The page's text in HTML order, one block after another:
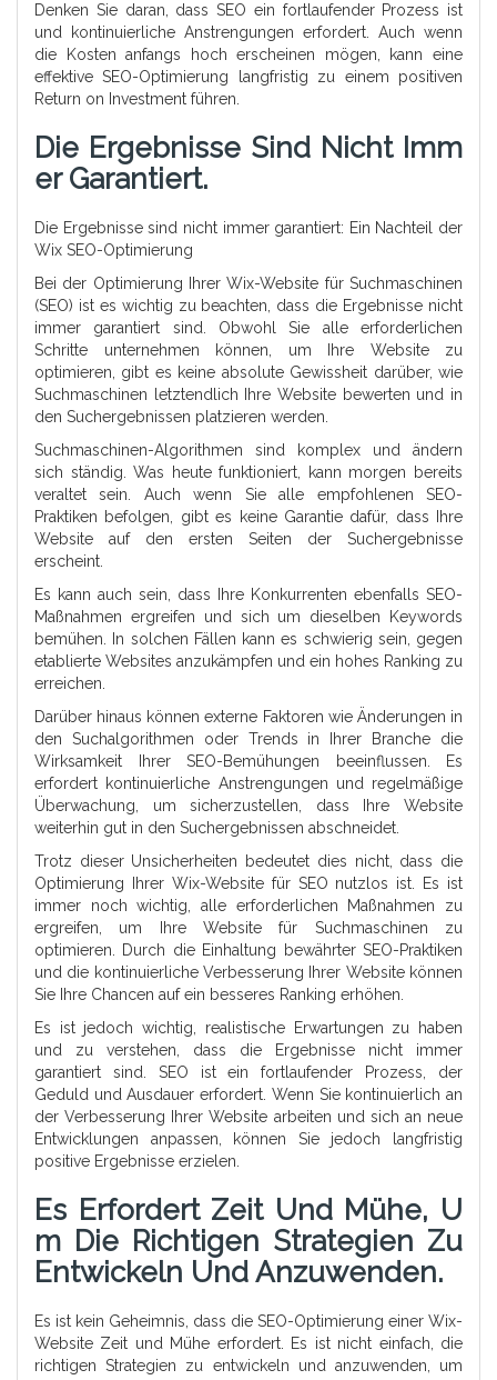
Denken Sie daran, dass SEO ein fortlaufender Prozess ist
und kontinuierliche Anstrengungen erfordert. Auch wenn
die Kosten anfangs hoch erscheinen mögen, kann eine
effektive SEO-Optimierung langfristig zu einem positiven
Return on Investment führen.
Die Ergebnisse Sind Nicht Imm
Er Garantiert.
Die Ergebnisse sind nicht immer garantiert: Ein Nachteil der
Wix SEO-Optimierung
Bei der Optimierung Ihrer Wix-Website für Suchmaschinen
(SEO) ist es wichtig zu beachten, dass die Ergebnisse nicht
immer garantiert sind. Obwohl Sie alle erforderlichen
Schritte unternehmen können, um Ihre Website zu
optimieren, gibt es keine absolute Gewissheit darüber, wie
Suchmaschinen letztendlich Ihre Website bewerten und in
den Suchergebnissen platzieren werden.
Suchmaschinen-Algorithmen sind komplex und ändern
sich ständig. Was heute funktioniert, kann morgen bereits
veraltet sein. Auch wenn Sie alle empfohlenen SEO-
Praktiken befolgen, gibt es keine Garantie dafür, dass Ihre
Website auf den ersten Seiten der Suchergebnisse
erscheint.
Es kann auch sein, dass Ihre Konkurrenten ebenfalls SEO-
Maßnahmen ergreifen und sich um dieselben Keywords
bemühen. In solchen Fällen kann es schwierig sein, gegen
etablierte Websites anzukämpfen und ein hohes Ranking zu
erreichen.
Darüber hinaus können externe Faktoren wie Änderungen in
den Suchalgorithmen oder Trends in Ihrer Branche die
Wirksamkeit Ihrer SEO-Bemühungen beeinflussen. Es
erfordert kontinuierliche Anstrengungen und regelmäßige
Überwachung, um sicherzustellen, dass Ihre Website
weiterhin gut in den Suchergebnissen abschneidet.
Trotz dieser Unsicherheiten bedeutet dies nicht, dass die
Optimierung Ihrer Wix-Website für SEO nutzlos ist. Es ist
immer noch wichtig, alle erforderlichen Maßnahmen zu
ergreifen, um Ihre Website für Suchmaschinen zu
optimieren. Durch die Einhaltung bewährter SEO-Praktiken
und die kontinuierliche Verbesserung Ihrer Website können
Sie Ihre Chancen auf ein besseres Ranking erhöhen.
Es ist jedoch wichtig, realistische Erwartungen zu haben
und zu verstehen, dass die Ergebnisse nicht immer
garantiert sind. SEO ist ein fortlaufender Prozess, der
Geduld und Ausdauer erfordert. Wenn Sie kontinuierlich an
der Verbesserung Ihrer Website arbeiten und sich an neue
Entwicklungen anpassen, können Sie jedoch langfristig
positive Ergebnisse erzielen.
Es Erfordert Zeit Und Mühe, U
M Die Richtigen Strategien Zu
Entwickeln Und Anzuwenden.
Es ist kein Geheimnis, dass die SEO-Optimierung einer Wix-
Website Zeit und Mühe erfordert. Es ist nicht einfach, die
richtigen Strategien zu entwickeln und anzuwenden, um